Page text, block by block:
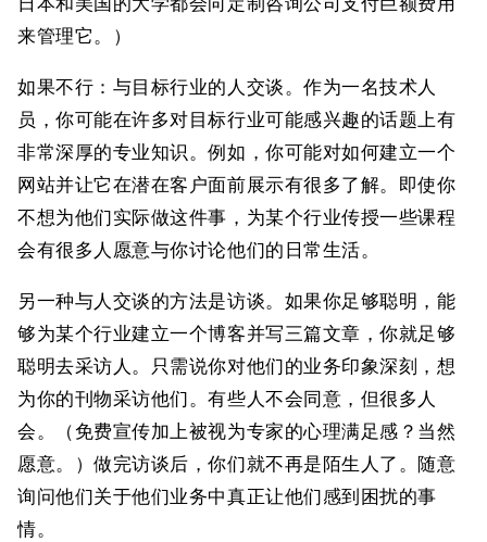
来管理它。）
如果不行：与目标行业的人交谈。作为一名技术人
员，你可能在许多对目标行业可能感兴趣的话题上有
非常深厚的专业知识。例如，你可能对如何建立一个
网站并让它在潜在客户面前展示有很多了解。即使你
不想为他们实际做这件事，为某个行业传授一些课程
会有很多人愿意与你讨论他们的日常生活。
另一种与人交谈的方法是访谈。如果你足够聪明，能
够为某个行业建立一个博客并写三篇文章，你就足够
聪明去采访人。只需说你对他们的业务印象深刻，想
为你的刊物采访他们。有些人不会同意，但很多人
会。（免费宣传加上被视为专家的心理满足感？当然
愿意。）做完访谈后，你们就不再是陌生人了。随意
询问他们关于他们业务中真正让他们感到困扰的事
情。